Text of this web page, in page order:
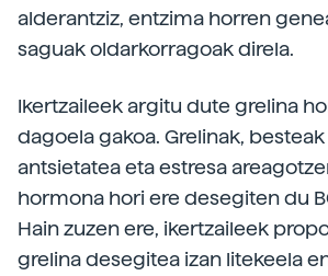
alderantziz, entzima horren
saguak oldarkorragoak direla.
Ikertzaileek argitu dute grelina
dagoela gakoa. Grelinak,
antsietatea eta estresa
hormona hori ere desegiten du
Hain zuzen ere, ikertzaileek
grelina desegitea izan litekeela